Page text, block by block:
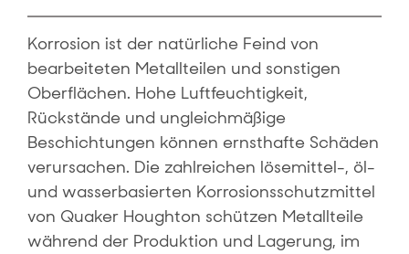
Korrosion ist der natürliche Feind von
bearbeiteten Metallteilen und sonstigen
Oberflächen. Hohe Luftfeuchtigkeit,
Rückstände und ungleichmäßige
Beschichtungen können ernsthafte Schäden
verursachen. Die zahlreichen lösemittel-, öl-
und wasserbasierten Korrosionsschutzmittel
von Quaker Houghton schützen Metallteile
während der Produktion und Lagerung, im